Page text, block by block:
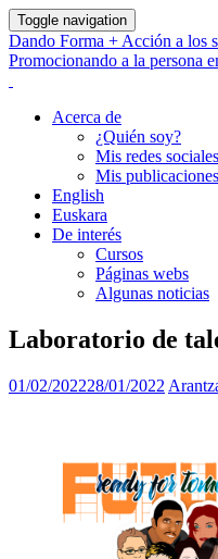
Toggle navigation
Dando Forma + Acción a los
Promocionando a la persona
Acerca de
¿Quién soy?
Mis redes sociales
Mis publicaciones
English
Euskara
De interés
Cursos
Páginas webs
Algunas noticias
Laboratorio de
01/02/202228/01/2022